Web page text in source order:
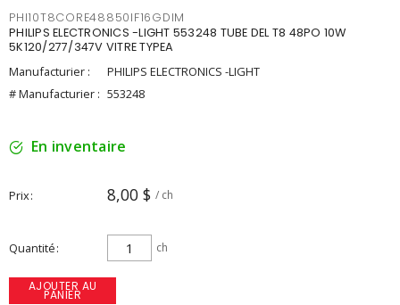
PHI10T8CORE48850IF16GDIM
PHILIPS ELECTRONICS -LIGHT 553248 TUBE DEL T8 48PO 10W
5K120/277/347V VITRE TYPEA
Manufacturier :
PHILIPS ELECTRONICS -LIGHT
# Manufacturier : 553248
En inventaire
Prix 8,00 $ / ch
Quantité ch
AJOUTER AU
PANIER